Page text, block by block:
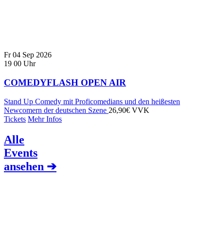
Fr 04 Sep 2026
19 00 Uhr
COMEDYFLASH OPEN AIR
Stand Up Comedy mit Proficomedians und den heißesten
Newcomern der deutschen Szene 26,90€ VVK
Tickets Mehr Infos
Alle
Events
ansehen ➔